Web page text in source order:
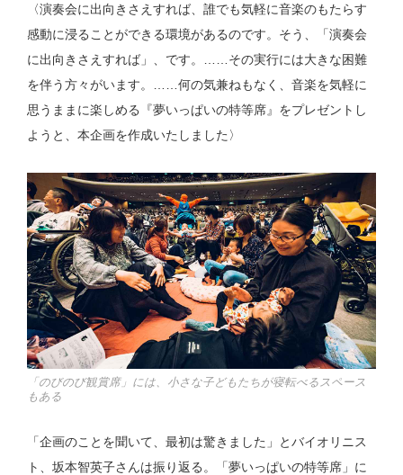
〈演奏会に出向きさえすれば、誰でも気軽に音楽のもたらす
感動に浸ることができる環境があるのです。そう、「演奏会
に出向きさえすれば」、です。……その実行には大きな困難
を伴う方々がいます。……何の気兼ねもなく、音楽を気軽に
思うままに楽しめる『夢いっぱいの特等席』をプレゼントし
ようと、本企画を作成いたしました〉
「のびのび観賞席」には、小さな子どもたちが寝転べるスペース
もある
「企画のことを聞いて、最初は驚きました」とバイオリニス
ト、坂本智英子さんは振り返る。「夢いっぱいの特等席」に